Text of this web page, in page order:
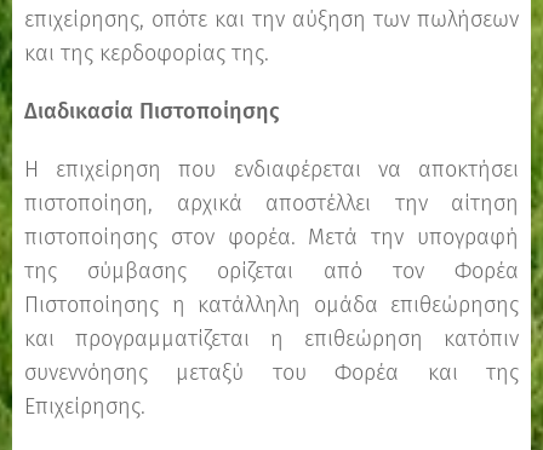
επιχείρησης, οπότε και την αύξηση των πωλήσεων
και της κερδοφορίας της.
Διαδικασία Πιστοποίησης
Η επιχείρηση που ενδιαφέρεται να αποκτήσει
πιστοποίηση, αρχικά αποστέλλει την αίτηση
πιστοποίησης στον φορέα. Μετά την υπογραφή
της σύμβασης ορίζεται από τον Φορέα
Πιστοποίησης η κατάλληλη ομάδα επιθεώρησης
και προγραμματίζεται η επιθεώρηση κατόπιν
συνεννόησης μεταξύ του Φορέα και της
Επιχείρησης.